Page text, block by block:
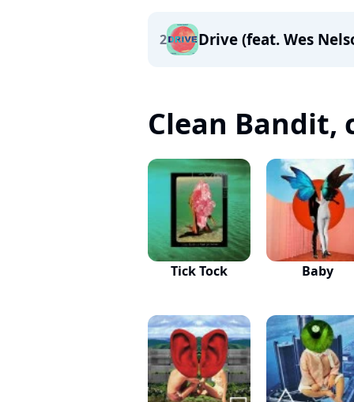
2 Drive (feat. Wes
Clean Bandit,
Tick Tock Baby